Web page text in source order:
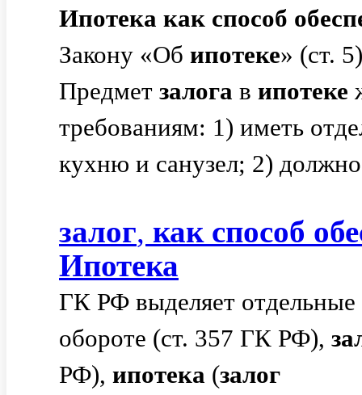
Ипотека как способ
Закону «Об ипотеке» (ст.
Предмет залога в ипотеке
требованиям: 1) иметь
кухню и санузел; 2)
залог, как способ
Ипотека
ГК РФ выделяет
обороте (ст. 357 ГК РФ),
РФ), ипотека (залог